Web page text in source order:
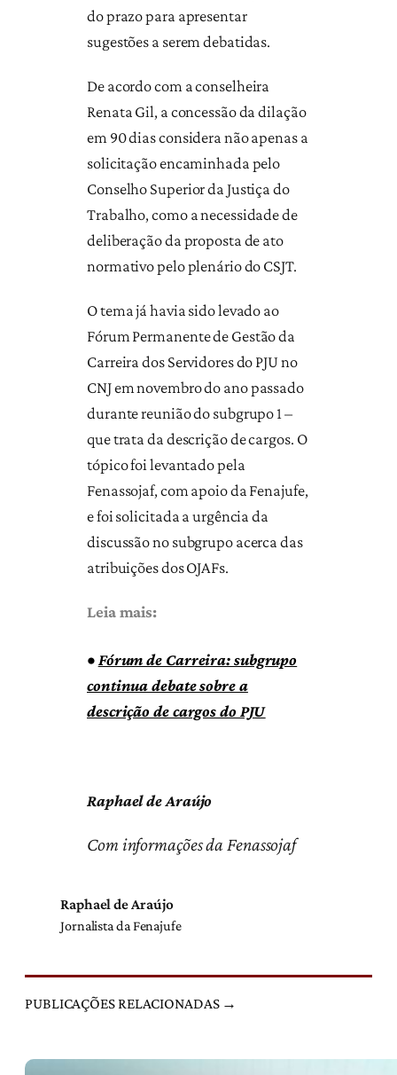
do prazo para apresentar
sugestões a serem debatidas.
De acordo com a conselheira
Renata Gil, a concessão da dilação
em 90 dias considera não apenas a
solicitação encaminhada pelo
Conselho Superior da Justiça do
Trabalho, como a necessidade de
deliberação da proposta de ato
normativo pelo plenário do CSJT.
O tema já havia sido levado ao
Fórum Permanente de Gestão da
Carreira dos Servidores do PJU no
CNJ em novembro do ano passado
durante reunião do subgrupo 1 –
que trata da descrição de cargos. O
tópico foi levantado pela
Fenassojaf, com apoio da Fenajufe,
e foi solicitada a urgência da
discussão no subgrupo acerca das
atribuições dos OJAFs.
Leia mais:
•Fórum de Carreira: subgrupo
continua debate sobre a
descrição de cargos do PJU
Raphael de Araújo
Com informações da Fenassojaf
Raphael de Araújo
Jornalista da Fenajufe
PUBLICAÇÕES RELACIONADAS →